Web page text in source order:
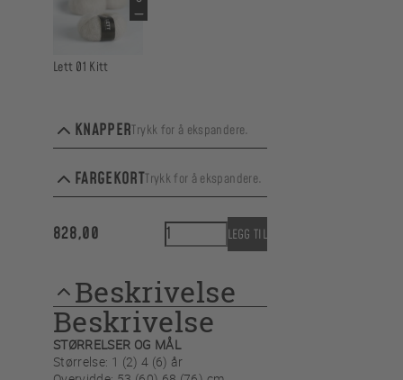
Lett 01 Kitt
KNAPPERTrykk for å ekspandere.
FARGEKORTTrykk for å ekspandere.
Fargekort til
motiv
828,00 Pandagenser med hette antall
LEGG TIL
Beskrivelse
Beskrivelse
STØRRELSER OG MÅL
Størrelse: 1 (2) 4 (6) år